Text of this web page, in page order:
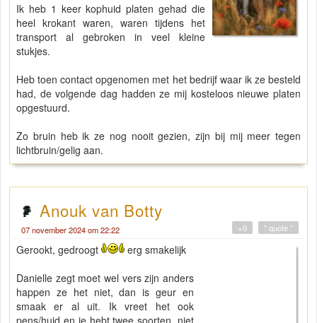
Ik heb 1 keer kophuid platen gehad die
heel krokant waren, waren tijdens het
transport al gebroken in veel kleine
stukjes.
Heb toen contact opgenomen met het bedrijf waar ik ze besteld
had, de volgende dag hadden ze mij kosteloos nieuwe platen
opgestuurd.
Zo bruin heb ik ze nog nooit gezien, zijn bij mij meer tegen
lichtbruin/gelig aan.
Anouk van Botty
07 november 2024 om 22:22 " quote "
+0
Gerookt, gedroogt
erg smakelijk
Danielle zegt moet wel vers zijn anders
happen ze het niet, dan is geur en
smaak er al uit. Ik vreet het ook
pens/huid en je hebt twee soorten, niet